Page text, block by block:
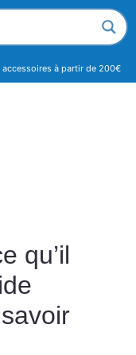
à partir de 200€
qu’il